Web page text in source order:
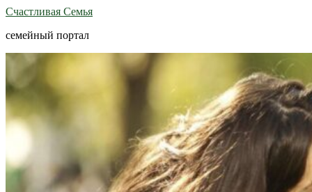
Счастливая Семья
семейный портал